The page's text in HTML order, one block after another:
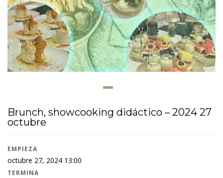
Brunch, showcooking didáctico – 2024 27
octubre
EMPIEZA
octubre 27, 2024 13:00
TERMINA